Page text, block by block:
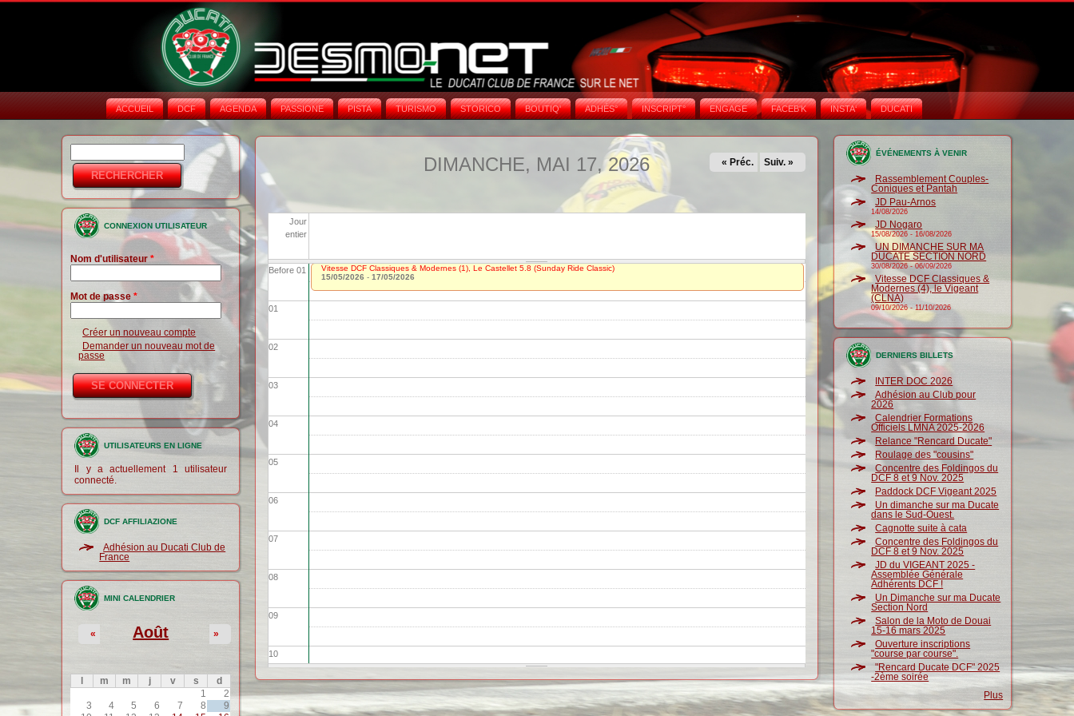
ACCUEIL DCF AGENDA PASSIONE PISTA TURISMO STORICO BOUTIQ' ADHÉS° INSCRIPT° ENGAGE FACEB'K INSTA‘ DUCATI
Formulaire de
recherche
CONNEXION UTILISATEUR
Nom d'utilisateur*
Mot de passe*
Créer un nouveau compte
Demander un nouveau mot de
passe
UTILISATEURS EN LIGNE
Il y a actuellement 1 utilisateur
connecté.
DCF AFFILIAZIONE
Adhésion au Ducati Club de
France
MINI CALENDRIER
Août
« »
m m j v s
d
1
2
3
4 5 6 7 8
9
DIMANCHE, MAI 17, 2026 « Préc. Suiv. »
Jour
entier
Before 01
01
02
03
04
05
06
07
08
09
10
Vitesse DCF Classiques & Modernes (1), Le Castellet 5.8 (Sunday Ride Classic)
15/05/2026 -17/05/2026
ÉVÉNEMENTS À VENIR
Rassemblement Couples-
Coniques et Pantah
JD Pau-Arnos
14/08/2026
JD Nogaro
15/08/2026 -16/08/2026
UN DIMANCHE SUR MA
DUCATE SECTION NORD
30/08/2026-06/09/2026
Vitesse DCF Classiques &
Modernes (4), le Vigeant
(CLNA)
09/10/2026-11/10/2026
DERNIERS BILLETS
INTER DOC 2026
Adhésion au Club pour
2026
Calendrier Formations
Officiels LMNA 2025-2026
Relance "Rencard Ducate"
Roulage des "cousins"
Concentre des Foldingos du
DCF 8 et 9 Nov. 2025
Paddock DCF Vigeant 2025
Un dimanche sur ma Ducate
dans le Sud-Ouest.
Cagnotte suite à cata
Concentre des Foldingos du
DCF 8 et 9 Nov. 2025
JD du VIGEANT 2025 -
Assemblée Générale
Adhérents DCF !
Un Dimanche sur ma Ducate
Section Nord
Salon de la Moto de Douai
15-16 mars 2025
Ouverture inscriptions
"course par course".
"Rencard Ducate DCF" 2025
-2ème soirée
Plus